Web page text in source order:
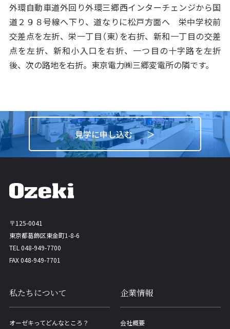
外環自動車道外回り外環三郷西インターチェンジから国
道２９８号線へ下り、道なりに松戸方面へ 栄中学校前
交差点を左折、栄一丁目（東）を右折、新和一丁目の交差
点を左折、新和小入口を右折、一つ目の十字路を左折
後、次の路地を右折。東京電力㈱三郷変電所の隣です。
見学に申し込む
〒125-0041
東京都葛飾区東金町1-8-6
TEL 048-949-7700
FAX 048-949-7701
私たちについて
オーゼキってどんなところ？
企業情報
会社概要